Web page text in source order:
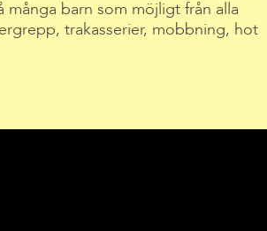
många barn som möjligt från alla
trakasserier, mobbning, hot